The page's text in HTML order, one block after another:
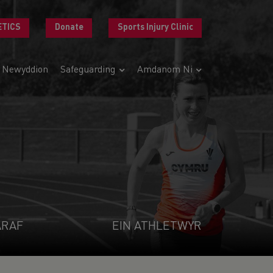
Donate Sports Injury Clinic
Newyddion Safeguarding Amdanom Ni
EIN ATHLETWYR